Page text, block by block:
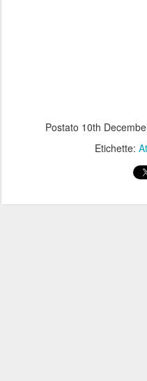
Postato 10th
Etichette: